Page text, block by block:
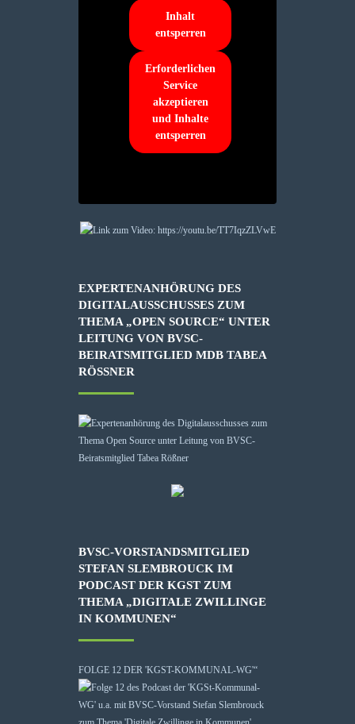
Inhalt
entsperren
Erforderlichen
Service
akzeptieren
und Inhalte
entsperren
EXPERTENANHÖRUNG DES
DIGITALAUSSCHUSSES ZUM
THEMA „OPEN SOURCE“ UNTER
LEITUNG VON BVSC-
BEIRATSMITGLIED MDB TABEA
RÖSSNER
BVSC-VORSTANDSMITGLIED
STEFAN SLEMBROUCK IM
PODCAST DER KGST ZUM
THEMA „DIGITALE ZWILLINGE
IN KOMMUNEN“
FOLGE 12 DER 'KGST-KOMMUNAL-WG'“